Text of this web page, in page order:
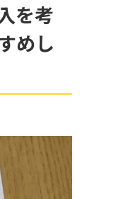
を考
めし